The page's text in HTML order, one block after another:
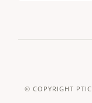
© COPYRIGHT